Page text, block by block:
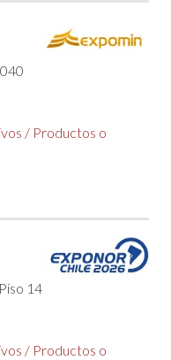
/ Productos o
14
/ Productos o